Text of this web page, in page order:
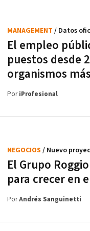
El empleo
puestos desde
organismos
MANAGEMENT / Datos
PoriProfesional
El Grupo
para crecer en
NEGOCIOS / Nuevo
PorAndrés Sanguinetti